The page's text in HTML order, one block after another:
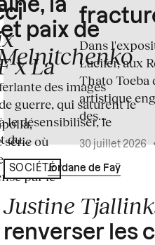
x La
série où
par le
la
paix de
des images
guerre, qui saturent le
le désensibiliser, le
du...
Écrit par Jordane de Faÿ
SOCIÉTÉ
Justine
renverser les
Dans
Lucifer, aux
Thato Toeba
artistique
des...
30 juillet 2026